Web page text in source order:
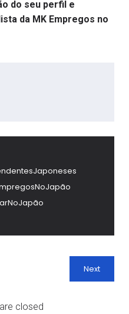
do seu perfil e
da MK Empregos no
Next
closed